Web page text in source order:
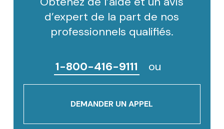
d’expert de la part de nos
professionnels qualifiés.
1-800-416-9111 ou
DEMANDER UN APPEL